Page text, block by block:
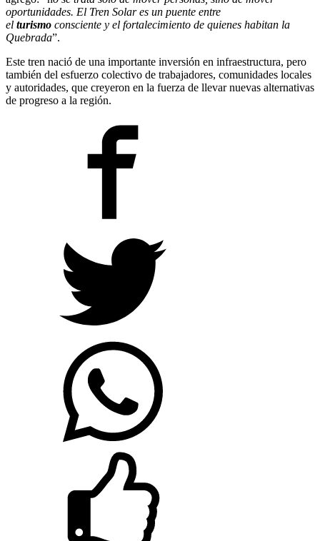
oportunidades. El Tren Solar es un puente entre
el turismo consciente y el fortalecimiento de quienes habitan la
Quebrada”.
Este tren nació de una importante inversión en infraestructura, pero
también del esfuerzo colectivo de trabajadores, comunidades locales
y autoridades, que creyeron en la fuerza de llevar nuevas alternativas
de progreso a la región.